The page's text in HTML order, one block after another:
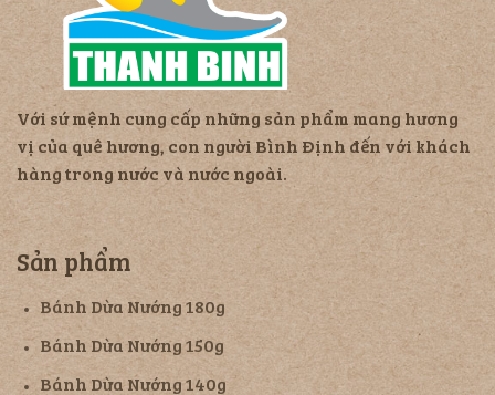
Với sứ mệnh cung cấp những sản phẩm mang hương
vị của quê hương, con người Bình Định đến với khách
hàng trong nước và nước ngoài.
Sản phẩm
Bánh Dừa Nướng 180g
Bánh Dừa Nướng 150g
Bánh Dừa Nướng 140g